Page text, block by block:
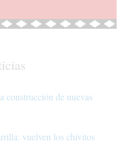
construcción de nuevas
vuelven los chivitos